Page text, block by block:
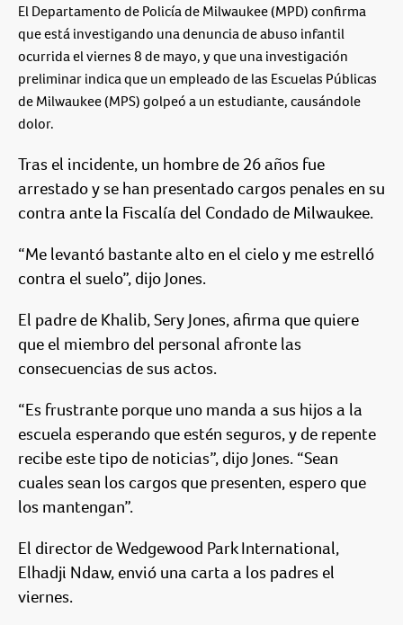
El Departamento de Policía de Milwaukee (MPD) confirma
que está investigando una denuncia de abuso infantil
ocurrida el viernes 8 de mayo, y que una investigación
preliminar indica que un empleado de las Escuelas Públicas
de Milwaukee (MPS) golpeó a un estudiante, causándole
dolor.
Tras el incidente, un hombre de 26 años fue
arrestado y se han presentado cargos penales en su
contra ante la Fiscalía del Condado de Milwaukee.
“Me levantó bastante alto en el cielo y me estrelló
contra el suelo”, dijo Jones.
El padre de Khalib, Sery Jones, afirma que quiere
que el miembro del personal afronte las
consecuencias de sus actos.
“Es frustrante porque uno manda a sus hijos a la
escuela esperando que estén seguros, y de repente
recibe este tipo de noticias”, dijo Jones. “Sean
cuales sean los cargos que presenten, espero que
los mantengan”.
El director de Wedgewood Park International,
Elhadji Ndaw, envió una carta a los padres el
viernes.